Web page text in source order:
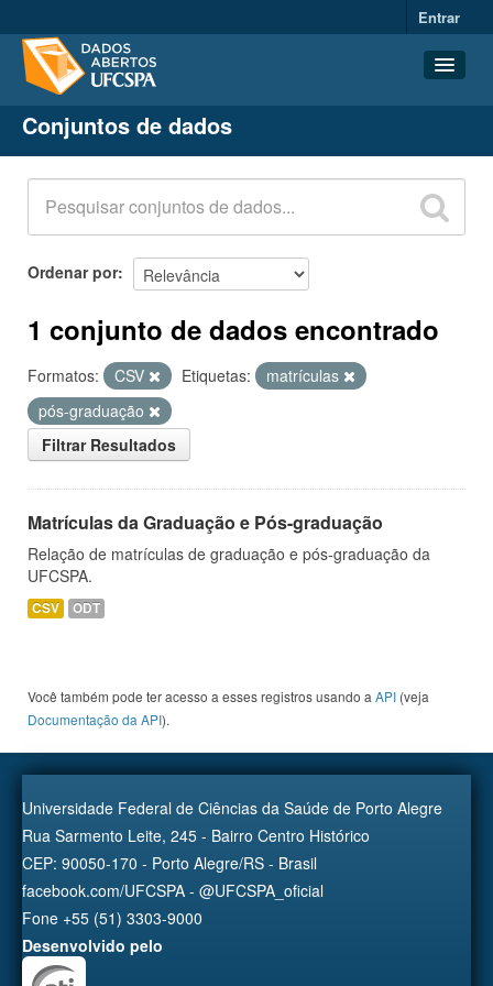
Entrar
Conjuntos de dados
Organizações
Grupos
Sobre
Conjuntos de dados
Ordenar por
1 conjunto de dados encontrado
Formatos: CSV Etiquetas:
matrículas
pós-graduação
Filtrar Resultados
Matrículas da Graduação e Pós-graduação
Relação de matrículas de graduação e pós-graduação da
UFCSPA.
CSV ODT
Você também pode ter acesso a esses registros usando a API (veja
Documentação da API).
Universidade Federal de Ciências da Saúde de Porto Alegre
Rua Sarmento Leite, 245 - Bairro Centro Histórico
CEP: 90050-170 - Porto Alegre/RS - Brasil
facebook.com/UFCSPA - @UFCSPA_oficial
Fone +55 (51) 3303-9000
Desenvolvido pelo